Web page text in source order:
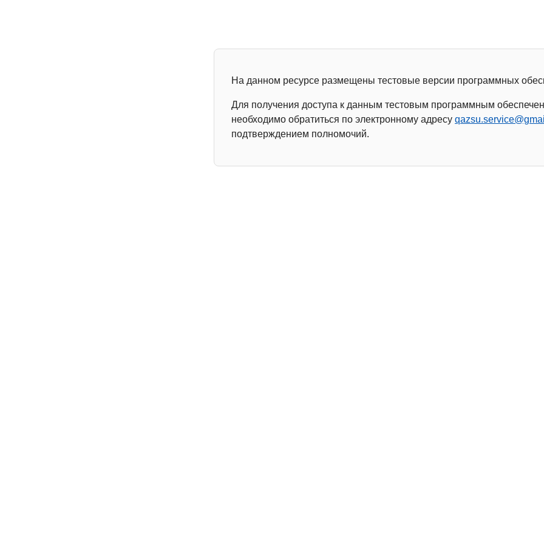
На данном ресурсе размещены тестовые версии программных
Для получения доступа к данным тестовым программным
необходимо обратиться по электронному адресу
подтверждением полномочий.